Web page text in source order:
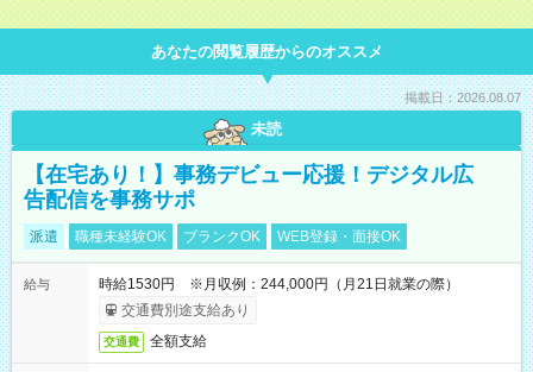
あなたの閲覧履歴からのオススメ
掲載日：2026.08.07
未読
【在宅あり！】事務デビュー応援！デジタル広
告配信を事務サポ
派遣 職種未経験OK ブランクOK WEB登録・面接OK
給与
時給1530円 ※月収例：244,000円（月21日就業の際）
交通費別途支給あり
交通費 全額支給